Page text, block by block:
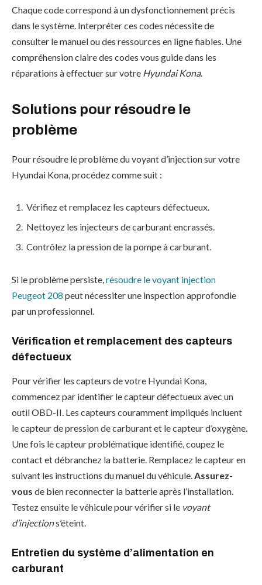
Chaque code correspond à un dysfonctionnement précis
dans le système. Interpréter ces codes nécessite de
consulter le manuel ou des ressources en ligne fiables. Une
compréhension claire des codes vous guide dans les
réparations à effectuer sur votre Hyundai Kona.
Solutions pour résoudre le
problème
Pour résoudre le problème du voyant d’injection sur votre
Hyundai Kona, procédez comme suit :
Vérifiez et remplacez les capteurs défectueux.
Nettoyez les injecteurs de carburant encrassés.
Contrôlez la pression de la pompe à carburant.
Si le problème persiste,résoudre le voyant injection
Peugeot 208 peut nécessiter une inspection approfondie
par un professionnel.
Vérification et remplacement des capteurs
défectueux
Pour vérifier les capteurs de votre Hyundai Kona,
commencez par identifier le capteur défectueux avec un
outil OBD-II. Les capteurs couramment impliqués incluent
le capteur de pression de carburant et le capteur d’oxygène.
Une fois le capteur problématique identifié, coupez le
contact et débranchez la batterie. Remplacez le capteur en
suivant les instructions du manuel du véhicule.Assurez-
vous de bien reconnecter la batterie après l’installation.
Testez ensuite le véhicule pour vérifier si le voyant
d’injections’éteint.
Entretien du système d’alimentation en
carburant